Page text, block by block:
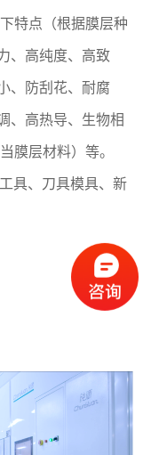
特点（根据膜层种
、高纯度、高致
、防刮花、耐腐
、高热导、生物相
膜层材料）等。
具、刀具模具、新